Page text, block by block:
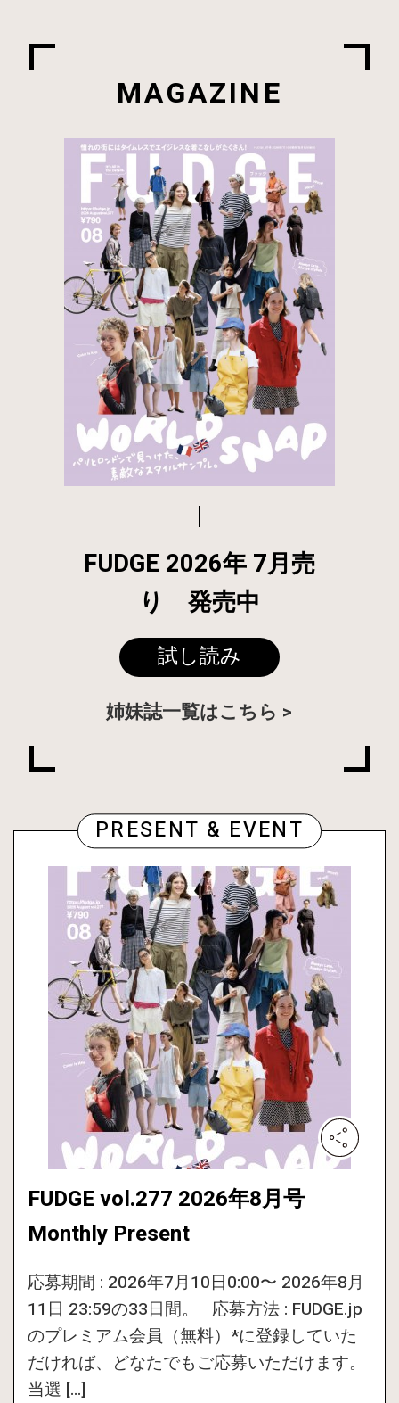
MAGAZINE
FUDGE 2026年 7月売
り 発売中
試し読み
姉妹誌一覧はこちら
PRESENT & EVENT
FUDGE vol.277 2026年8月号
Monthly Present
応募期間 : 2026年7月10日0:00〜 2026年8月
11日 23:59の33日間。 応募方法 : FUDGE.jp
のプレミアム会員（無料）*に登録していた
だければ、どなたでもご応募いただけます。
当選 […]